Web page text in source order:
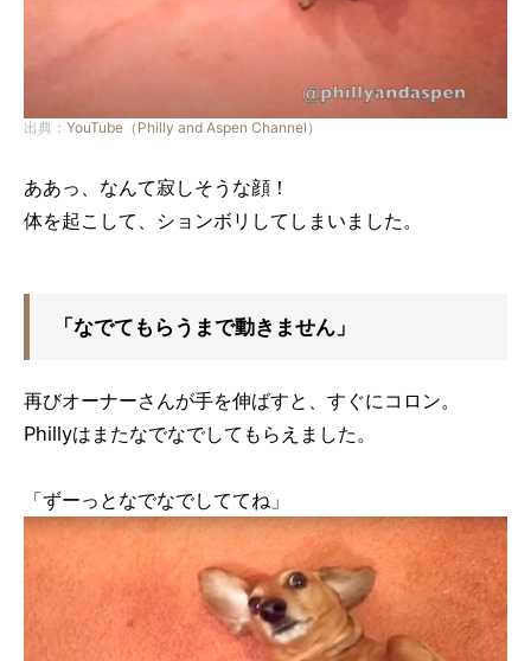
出典： YouTube（Philly and Aspen Channel）
ああっ、なんて寂しそうな顔！
体を起こして、ションボリしてしまいました。
「なでてもらうまで動きません」
再びオーナーさんが手を伸ばすと、すぐにコロン。
Phillyはまたなでなでしてもらえました。
「ずーっとなでなでしててね」